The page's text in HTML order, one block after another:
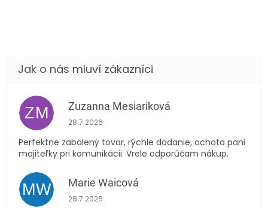
ZM Zuzanna Mesiariková
Hodnocení obchodu je 5 z 5 hvězdiček.
28.7.2026
Perfektne zabalený tovar, rýchle dodanie, ochota pani
majiteľky pri komunikácii. Vrele odporúčam nákup.
MW Marie Waicová
Hodnocení obchodu je 5 z 5 hvězdiček.
28.7.2026